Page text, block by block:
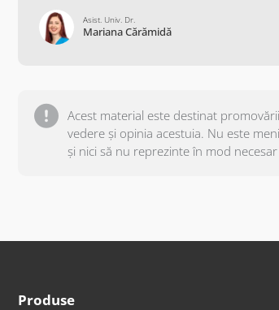
Asist. Univ. Dr.
Mariana Cărămidă
Acest material este destinat
vedere și opinia acestuia. Nu este
și nici să nu reprezinte în mod
Produse